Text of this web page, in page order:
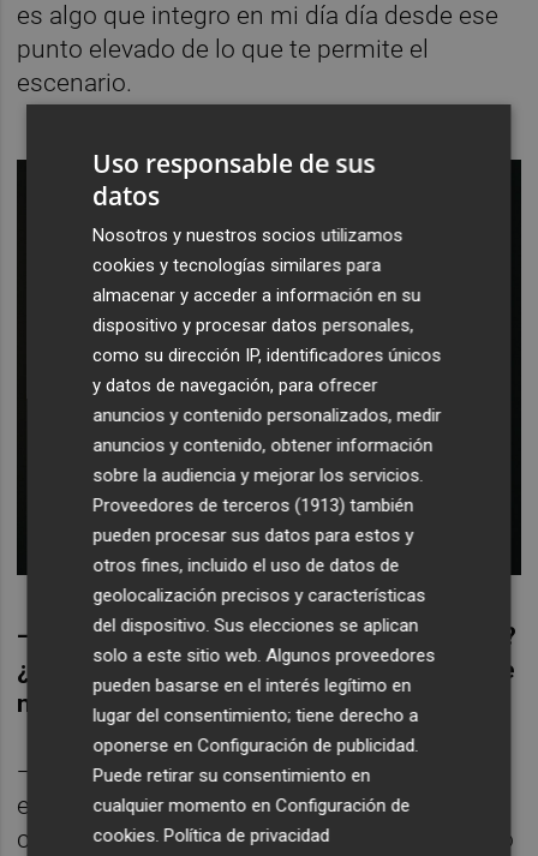
es algo que integro en mi día día desde ese
punto elevado de lo que te permite el
escenario.
— ¿Ha sido fructífero ese proceso creativo?
¿Qué has querido ofrecer al público en este
nuevo disco?
— Para mí, ha sido un proceso de
entendimiento y aceptación personal. Un
cambio de ciclo, por así decirlo. Nunca suelo
Uso responsable de sus
datos
Nosotros y nuestros socios utilizamos
cookies y tecnologías similares para
almacenar y acceder a información en su
dispositivo y procesar datos personales,
como su dirección IP, identificadores únicos
y datos de navegación, para ofrecer
anuncios y contenido personalizados, medir
anuncios y contenido, obtener información
sobre la audiencia y mejorar los servicios.
Proveedores de terceros (1913) también
pueden procesar sus datos para estos y
otros fines, incluido el uso de datos de
geolocalización precisos y características
del dispositivo. Sus elecciones se aplican
solo a este sitio web. Algunos proveedores
pueden basarse en el interés legítimo en
lugar del consentimiento; tiene derecho a
oponerse enConfiguración de publicidad
Puede retirar su consentimiento en
cualquier momento enConfiguración de
cookies .Política de privacidad